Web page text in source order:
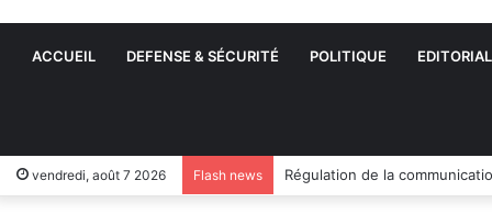
ACCUEIL DEFENSE & SÉCURITÉ POLITIQUE EDITORIAL
vendredi, août 7 2026 Flash news Can féminine : les Étalons